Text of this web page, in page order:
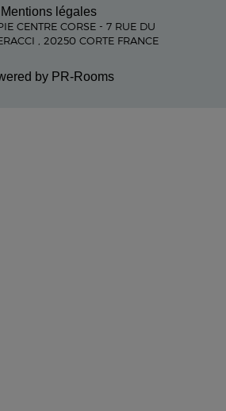
Mentions légales
CENTRE CORSE - 7 RUE DU
, 20250 CORTE FRANCE
by PR-Rooms